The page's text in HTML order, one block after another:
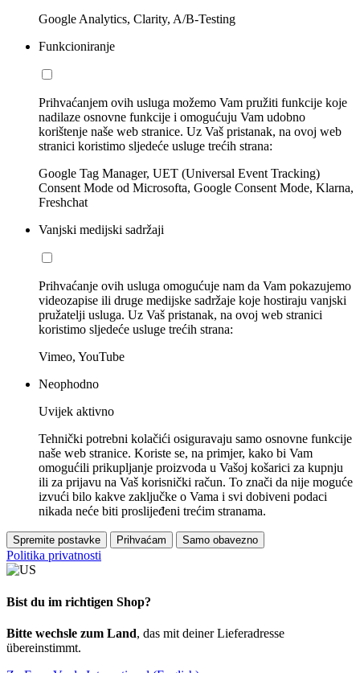
Google Analytics, Clarity, A/B-Testing
Funkcioniranje
Prihvaćanjem ovih usluga možemo Vam pružiti funkcije koje
nadilaze osnovne funkcije i omogućuju Vam udobno
korištenje naše web stranice. Uz Vaš pristanak, na ovoj web
stranici koristimo sljedeće usluge trećih strana:
Google Tag Manager, UET (Universal Event Tracking)
Consent Mode od Microsofta, Google Consent Mode, Klarna,
Freshchat
Vanjski medijski sadržaji
Prihvaćanje ovih usluga omogućuje nam da Vam pokazujemo
videozapise ili druge medijske sadržaje koje hostiraju vanjski
pružatelji usluga. Uz Vaš pristanak, na ovoj web stranici
koristimo sljedeće usluge trećih strana:
Vimeo, YouTube
Neophodno
Uvijek aktivno
Tehnički potrebni kolačići osiguravaju samo osnovne funkcije
naše web stranice. Koriste se, na primjer, kako bi Vam
omogućili prikupljanje proizvoda u Vašoj košarici za kupnju
ili za prijavu na Vaš korisnički račun. To znači da nije moguće
izvući bilo kakve zaključke o Vama i svi dobiveni podaci
nikada neće biti proslijeđeni trećim stranama.
Spremite postavke Prihvaćam Samo obavezno
Politika privatnosti
Bist du im richtigen Shop?
Bitte wechsle zum Land, das mit deiner Lieferadresse
übereinstimmt.